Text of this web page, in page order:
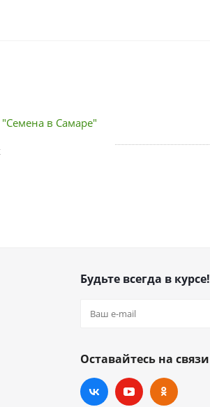
"Семена в Самаре"
Будьте всегда в курсе!
Оставайтесь на связи